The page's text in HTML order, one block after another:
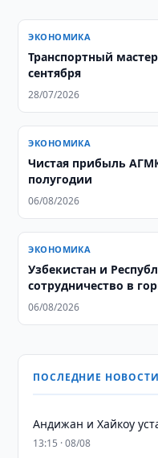
ЭКОНОМИКА
Транспортный
сентября
28/07/2026
ЭКОНОМИКА
Чистая прибыль
полугодии
06/08/2026
ЭКОНОМИКА
Узбекистан и
сотрудничество в
06/08/2026
ПОСЛЕДНИЕ НОВОСТИ
Андижан и Хайкоу
13:15 · 08/08